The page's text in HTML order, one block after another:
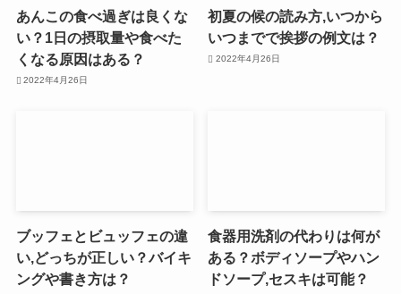
あんこの食べ過ぎは良くな
い？1日の摂取量や食べた
くなる原因はある？
2022年4月26日
初夏の候の読み方,いつから
いつまでで挨拶の例文は？
2022年4月26日
ブッフェとビュッフェの違
い,どっちが正しい？バイキ
ングや書き方は？
食器用洗剤の代わりは何が
ある？ボディソープやハン
ドソープ,セスキは可能？